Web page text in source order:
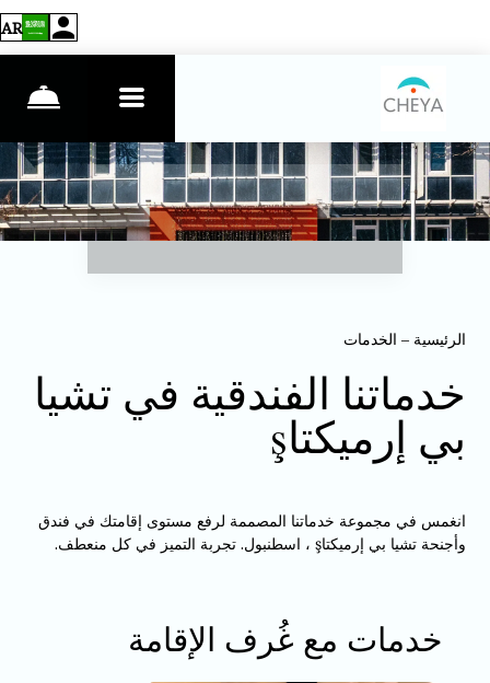
AR
الرئيسية– الخدمات
خدماتنا الفندقية في تشيا
بي إرميكتاş
انغمس في مجموعة خدماتنا المصممة لرفع مستوى إقامتك في فندق
وأجنحة تشيا بي إرميكتاş ، اسطنبول. تجربة التميز في كل منعطف.
خدمات مع غُرف الإقامة